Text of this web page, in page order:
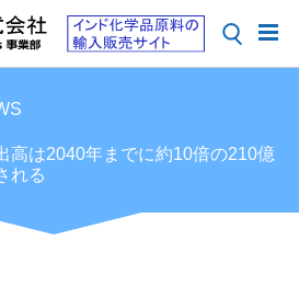
高は2040年までに約10倍の210億
れる